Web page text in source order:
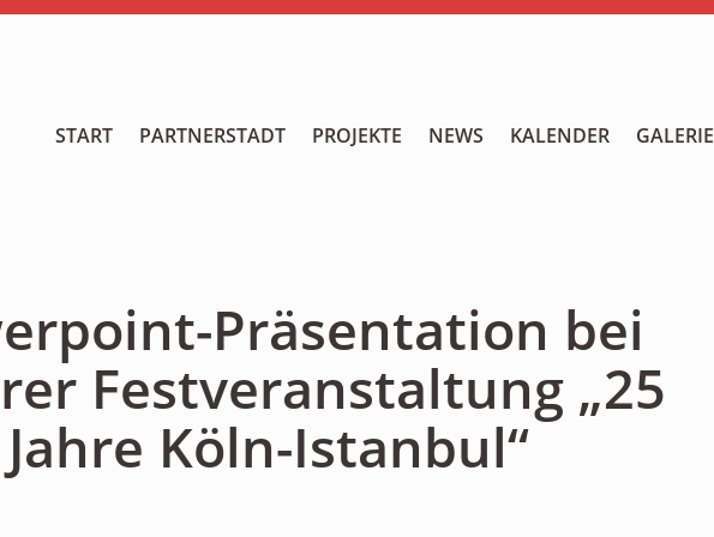
START PARTNERSTADT PROJEKTE NEWS KALENDER GALERIE
Präsentation bei
Festveranstaltung „25
Jahre Köln-Istanbul“
KALENDER
GALERIE
Videos